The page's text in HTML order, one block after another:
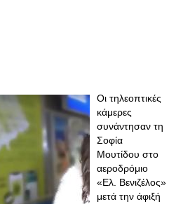
Οι τηλεοπτικές
κάμερες
συνάντησαν τη
Σοφία
Μουτίδου στο
αεροδρόμιο
«Ελ. Βενιζέλος»
μετά την άφιξή